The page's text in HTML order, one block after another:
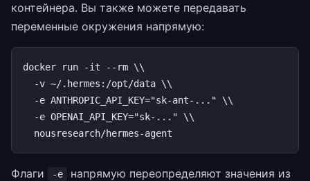
контейнера. Вы также можете передавать
переменные окружения напрямую:
docker run -it --rm \\
-v ~/.hermes:/opt/data \\
-e ANTHROPIC_API_KEY="sk-ant-..."
\\
-e OPENAI_API_KEY="sk-..."
\\
Флаги -e напрямую переопределяют значения из